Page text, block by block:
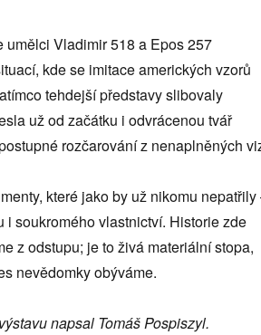
Vladimir 518 a Epos 257
kde se imitace amerických vzorů
tehdejší představy slibovaly
už od začátku i odvrácenou tvář
rozčarování z nenaplněných
které jako by už nikomu nepatřily
soukromého vlastnictví. Historie zde
z odstupu; je to živá materiální stopa,
nevědomky obýváme.
napsal Tomáš Pospiszyl.